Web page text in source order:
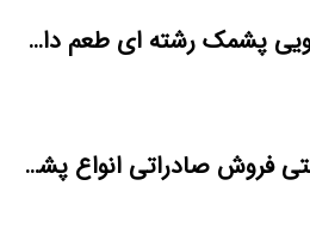
فروش کیلویی پشمک رشته ای طعم دار میوه
بازار اینترنتی فروش صادراتی انواع پشمک الیافی/شکلاتی